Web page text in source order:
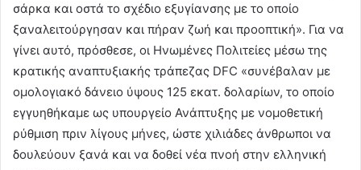
σάρκα και οστά το σχέδιο εξυγίανσης με το οποίο
ξαναλειτούργησαν και πήραν ζωή και προοπτική». Για να
γίνει αυτό, πρόσθεσε, οι Ηνωμένες Πολιτείες μέσω της
κρατικής αναπτυξιακής τράπεζας DFC «συνέβαλαν με
ομολογιακό δάνειο ύψους 125 εκατ. δολαρίων, το οποίο
εγγυηθήκαμε ως υπουργείο Ανάπτυξης με νομοθετική
ρύθμιση πριν λίγους μήνες, ώστε χιλιάδες άνθρωποι να
δουλεύουν ξανά και να δοθεί νέα πνοή στην ελληνική